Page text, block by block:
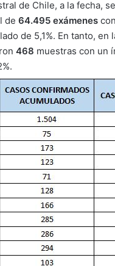
de Chile, a la fecha,
de 64.495 exámenes
de 5,1%. En tanto, en
468 muestras con un